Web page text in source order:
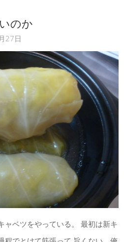
のか
27日
ャベツをやっている。 最初は新キ